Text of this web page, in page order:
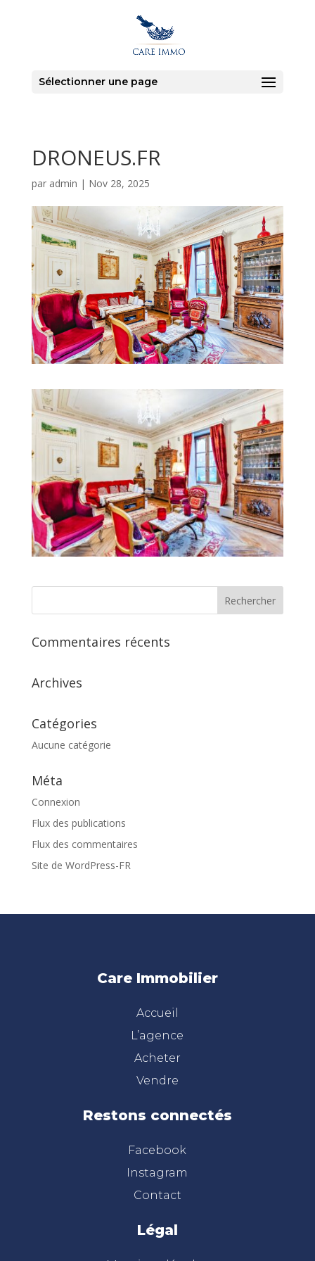
Sélectionner une page
DRONEUS.FR
par admin | Nov 28, 2025
Commentaires récents
Archives
Catégories
Aucune catégorie
Méta
Connexion
Flux des publications
Flux des commentaires
Site de WordPress-FR
Care Immobilier
Accueil
L’agence
Acheter
Vendre
Restons connectés
Facebook
Instagram
Contact
Légal